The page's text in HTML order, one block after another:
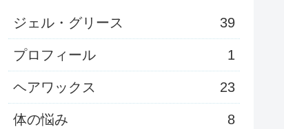
ジェル・グリース 39
プロフィール 1
ヘアワックス 23
体の悩み 8